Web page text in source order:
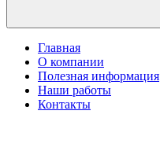
Главная
О компании
Полезная информация
Наши работы
Контакты